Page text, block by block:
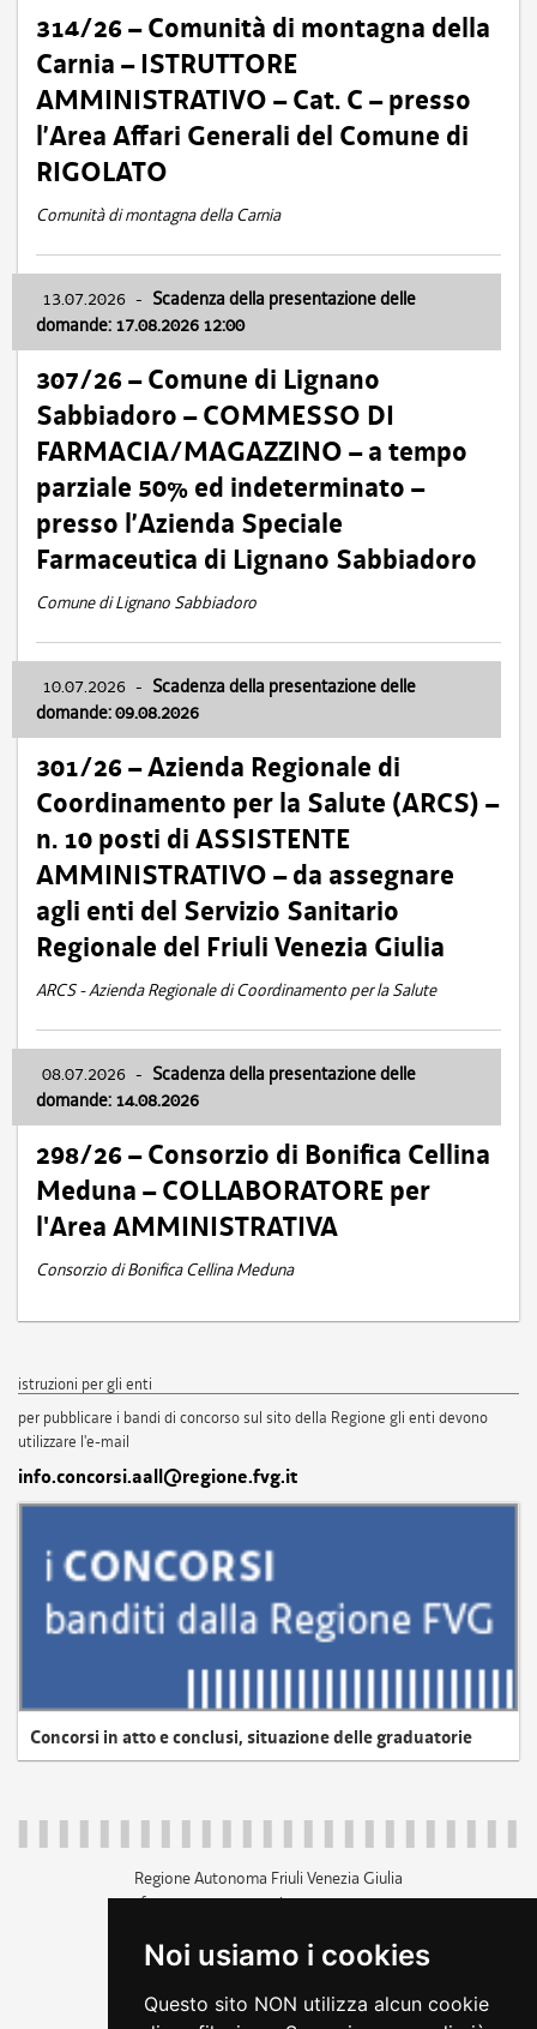
Noi usiamo i cookies
Questo sito NON utilizza alcun cookie
314/26 – Comunità di montagna della
Carnia – ISTRUTTORE
AMMINISTRATIVO – Cat. C – presso
l’Area Affari Generali del Comune di
RIGOLATO
Comunità di montagna della Carnia
13.07.2026 - Scadenza della presentazione delle
domande: 17.08.2026 12:00
307/26 – Comune di Lignano
Sabbiadoro – COMMESSO DI
FARMACIA/MAGAZZINO – a tempo
parziale 50% ed indeterminato –
presso l’Azienda Speciale
Farmaceutica di Lignano Sabbiadoro
Comune di Lignano Sabbiadoro
10.07.2026 - Scadenza della presentazione delle
domande: 09.08.2026
301/26 – Azienda Regionale di
Coordinamento per la Salute (ARCS) –
n. 10 posti di ASSISTENTE
AMMINISTRATIVO – da assegnare
agli enti del Servizio Sanitario
Regionale del Friuli Venezia Giulia
ARCS - Azienda Regionale di Coordinamento per la Salute
08.07.2026 - Scadenza della presentazione delle
domande: 14.08.2026
298/26 – Consorzio di Bonifica Cellina
Meduna – COLLABORATORE per
l'Area AMMINISTRATIVA
Consorzio di Bonifica Cellina Meduna
istruzioni per gli enti
per pubblicare i bandi di concorso sul sito della Regione gli enti devono
utilizzare l'e-mail
info.concorsi.aall@regione.fvg.it
Concorsi in atto e conclusi, situazione delle graduatorie
Regione Autonoma Friuli Venezia Giulia
c.f. 80014930327; p.iva 00526040324
+39 040 3771111